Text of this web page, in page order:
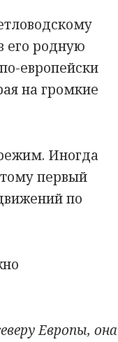
его родную
европейски
на громкие
Иногда
первый
по
Европы, она